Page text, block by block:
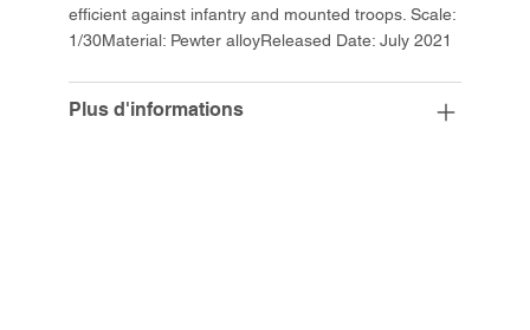
efficient against infantry and mounted troops. Scale:
1/30Material: Pewter alloyReleased Date: July 2021
Plus d'informations